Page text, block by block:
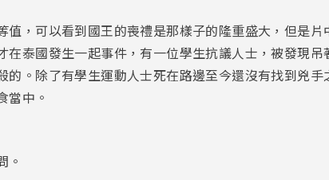
值，可以看到國王的喪禮是那樣子的隆重盛大，但是片
在泰國發生一起事件，有一位學生抗議人士，被發現
的。除了有學生運動人士死在路邊至今還沒有找到兇
當中。
。